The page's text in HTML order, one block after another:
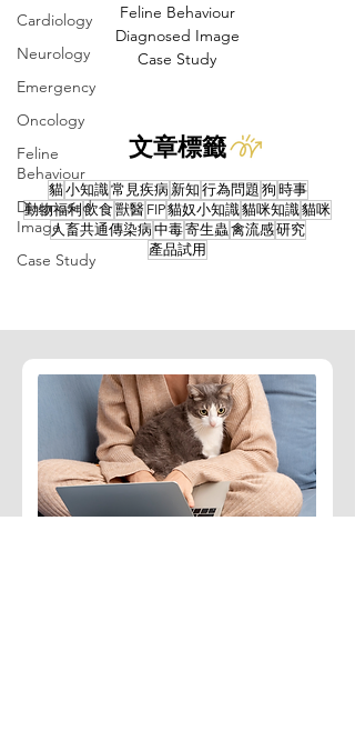
Cardiology
Neurology
Emergency
Oncology
Feline
Behaviour
Diagnosed
Image
Case Study
Feline Behaviour
Diagnosed Image
Case Study
文章標籤
貓小知識常見疾病 新知 行為問題 狗 時事
動物福利 飲食獸醫 FIP貓奴小知識貓咪知識貓咪
人畜共通傳染病 中毒寄生蟲 禽流感研究
產品試用